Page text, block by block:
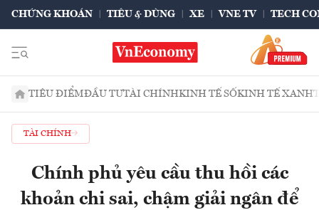
CHỨNG KHOÁN TIÊU & DÙNG XE VNE TV TECH
TIÊU ĐIỂMĐẦU TƯTÀI CHÍNHKINH TẾ SỐKINH TẾ XANH
TÀI CHÍNH
Chính phủ yêu cầu thu hồi các
khoản chi sai, chậm giải ngân để